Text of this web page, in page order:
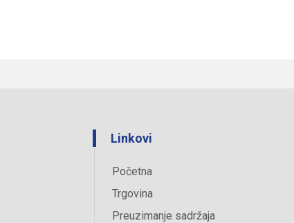
Linkovi
Početna
Trgovina
Preuzimanje sadržaja